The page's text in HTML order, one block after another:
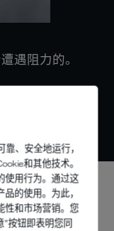
、安全地运行，
和其他技术。
使用行为。通过这
的使用。为此，
性和市场营销。您
”按钮即表明您同
遇阻力的。